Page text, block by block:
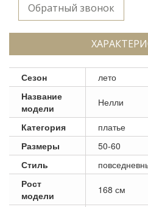
Обратный звонок
Сезон
лето
Название
модели
Нелли
Категория
платье
Размеры
50-60
Стиль
Рост
модели
168 см